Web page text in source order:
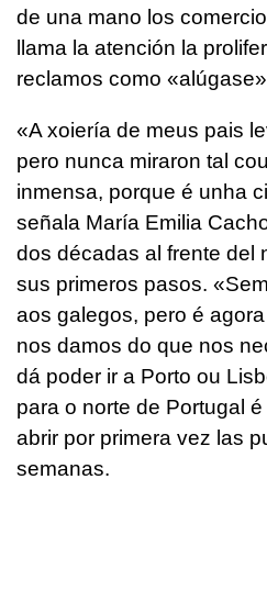
de una mano los
llama la atención la
reclamos como
«A xoiería de meus pais
pero nunca miraron tal
inmensa, porque é unha
señala María Emilia
dos décadas al frente del
sus primeros pasos.
aos galegos, pero é
nos damos do que nos
dá poder ir a Porto ou
para o norte de Portugal
abrir por primera vez las
semanas.